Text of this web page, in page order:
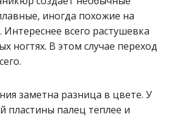
иногда похожие на
всего растушевка
ногтях. В этом случае переход
заметна разница в цвете. У
пластины палец теплее и